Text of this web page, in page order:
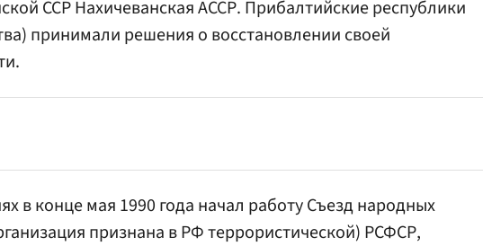
ССР Нахичеванская АССР. Прибалтийские республики
принимали решения о восстановлении своей
в конце мая 1990 года начал работу Съезд народных
признана в РФ террористической) РСФСР,